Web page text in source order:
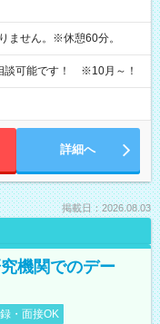
せん。※休憩60分。
可能です！ ※10月～！
詳細へ
掲載日：2026.08.03
機関でのデー
・面接OK